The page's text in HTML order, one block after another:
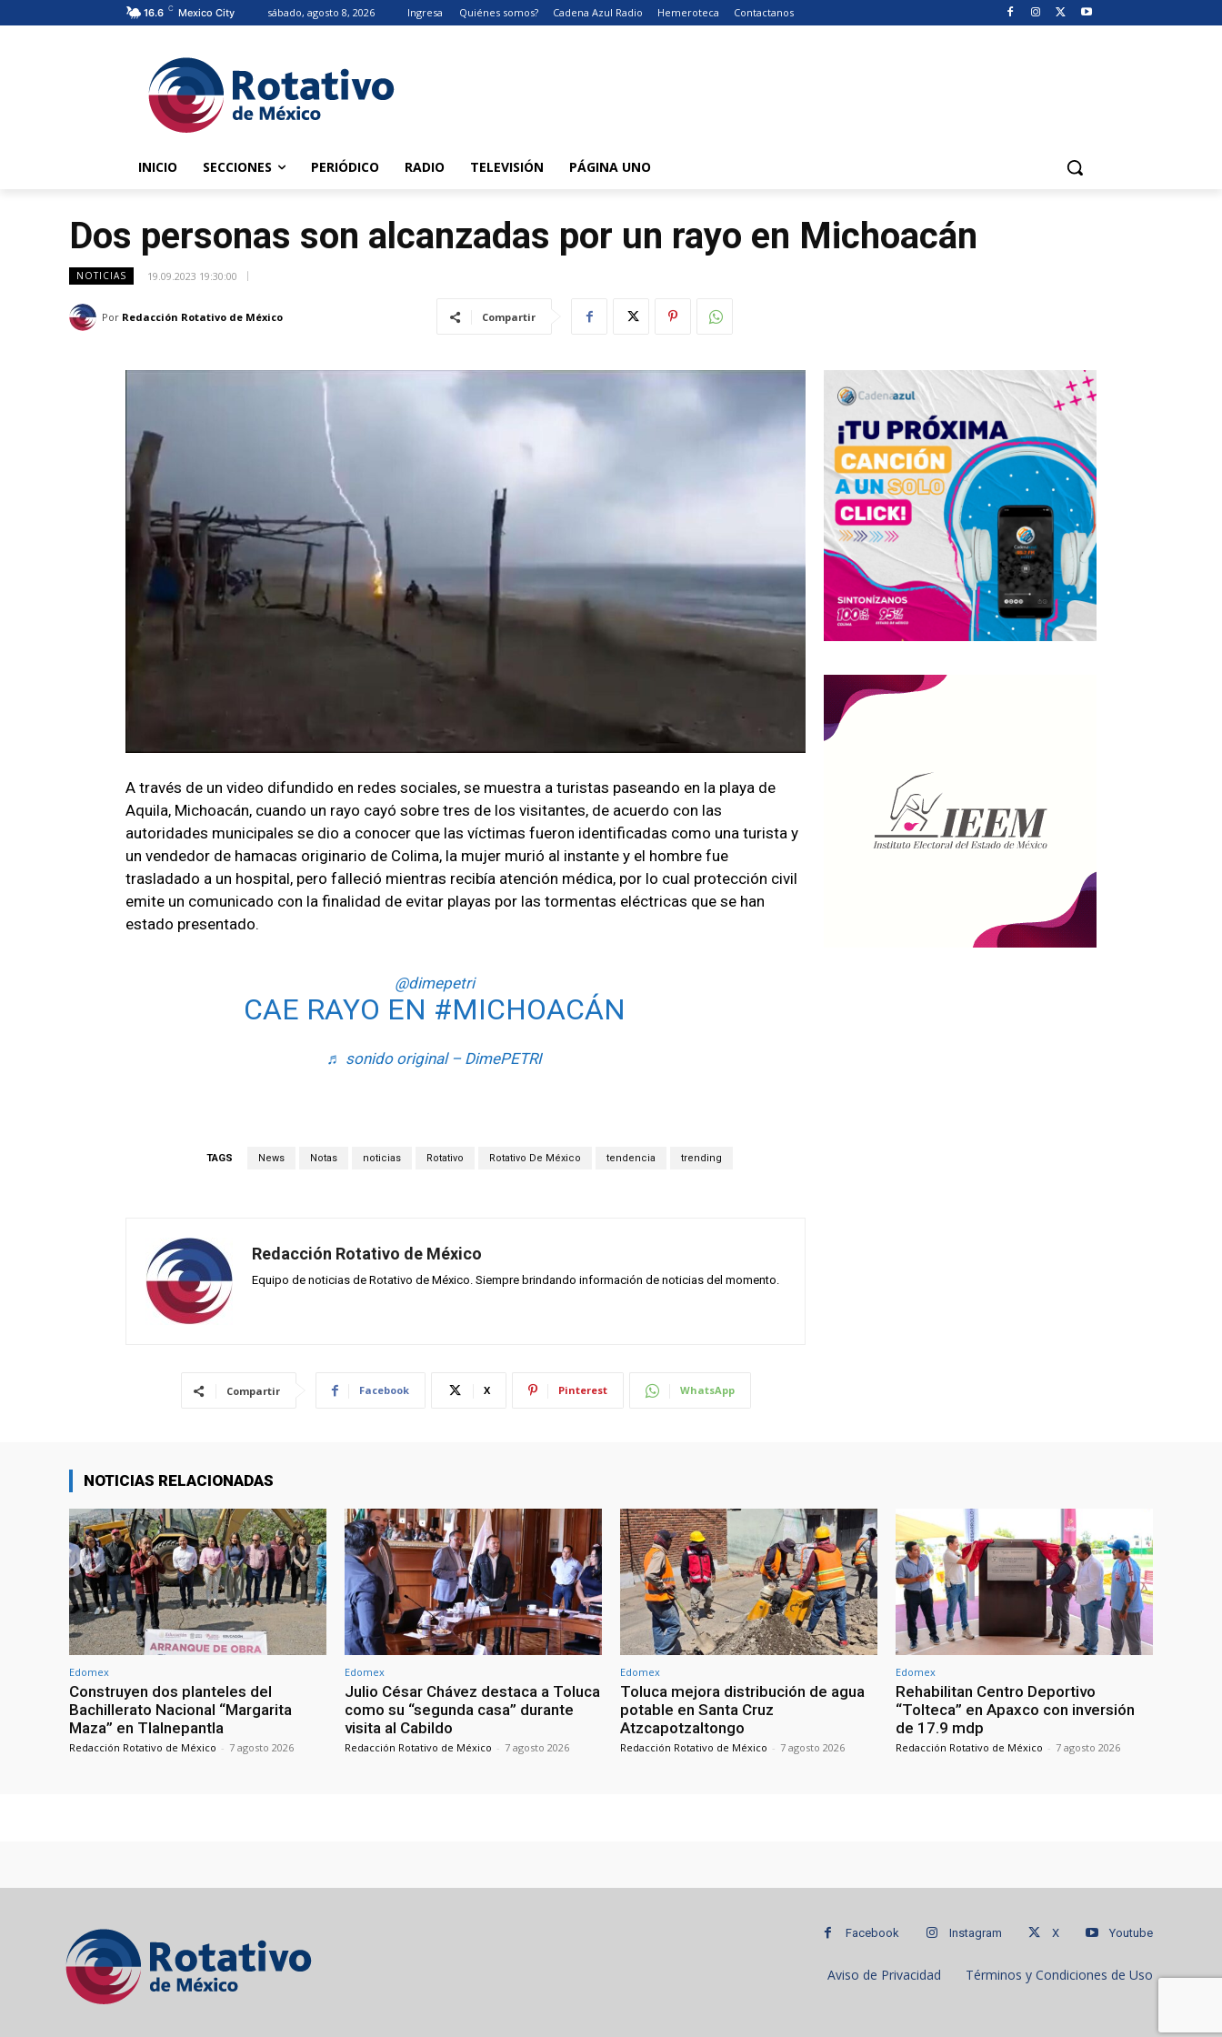
16.6 C Mexico City sábado, agosto 8, 2026 Ingresa Quiénes somos? Cadena Azul Radio Hemeroteca Contactanos
INICIO SECCIONES PERIÓDICO RADIO TELEVISIÓN PÁGINA UNO
Dos personas son alcanzadas por un rayo en Michoacán
NOTICIAS 19.09.2023 19:30:00
Por Redacción Rotativo de México Compartir
A través de un video difundido en redes sociales, se muestra a turistas paseando en la playa de
Aquila, Michoacán, cuando un rayo cayó sobre tres de los visitantes, de acuerdo con las
autoridades municipales se dio a conocer que las víctimas fueron identificadas como una turista y
un vendedor de hamacas originario de Colima, la mujer murió al instante y el hombre fue
trasladado a un hospital, pero falleció mientras recibía atención médica, por lo cual protección civil
emite un comunicado con la finalidad de evitar playas por las tormentas eléctricas que se han
estado presentado.
@dimepetri
CAE RAYO EN #MICHOACÁN
♬ sonido original – DimePETRI
TAGS News Notas noticias Rotativo Rotativo De México tendencia trending
Redacción Rotativo de México
Equipo de noticias de Rotativo de México. Siempre brindando información de noticias del momento.
Compartir Facebook X Pinterest WhatsApp
NOTICIAS RELACIONADAS
Edomex
Construyen dos planteles del
Bachillerato Nacional “Margarita
Maza” en Tlalnepantla
Redacción Rotativo de México - 7 agosto 2026
Edomex
Julio César Chávez destaca a Toluca
como su “segunda casa” durante
visita al Cabildo
Redacción Rotativo de México - 7 agosto 2026
Edomex
Toluca mejora distribución de agua
potable en Santa Cruz
Atzcapotzaltongo
Redacción Rotativo de México - 7 agosto 2026
Edomex
Rehabilitan Centro Deportivo
“Tolteca” en Apaxco con inversión
de 17.9 mdp
Redacción Rotativo de México - 7 agosto 2026
Facebook Instagram X Youtube
Aviso de Privacidad Términos y Condiciones de Uso